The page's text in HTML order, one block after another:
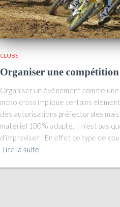
CLUBS
Organiser une compétition
Organiser un événement comme
moto cross implique certains
des autorisations préfectorales mais
matériel 100% adapté. Il n’est pas
d’improviser ! En effet ce type de
Lire la suite